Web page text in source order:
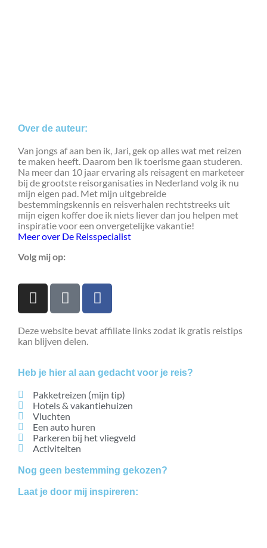
Over de auteur:
Van jongs af aan ben ik, Jari, gek op alles wat met reizen
te maken heeft. Daarom ben ik toerisme gaan studeren.
Na meer dan 10 jaar ervaring als reisagent en marketeer
bij de grootste reisorganisaties in Nederland volg ik nu
mijn eigen pad. Met mijn uitgebreide
bestemmingskennis en reisverhalen rechtstreeks uit
mijn eigen koffer doe ik niets liever dan jou helpen met
inspiratie voor een onvergetelijke vakantie!
Meer over De Reisspecialist
Volg mij op:
Deze website bevat affiliate links zodat ik gratis reistips
kan blijven delen.
Heb je hier al aan gedacht voor je reis?
Pakketreizen (mijn tip)
Hotels & vakantiehuizen
Vluchten
Een auto huren
Parkeren bij het vliegveld
Activiteiten
Nog geen bestemming gekozen?
Laat je door mij inspireren: